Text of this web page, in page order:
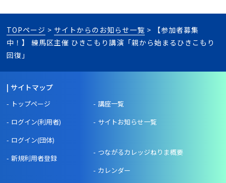
TOPページ > サイトからのお知らせ一覧 > 【参加者募集
中！】 練馬区主催 ひきこもり講演「親から始まるひきこもり
回復」
サイトマップ
トップページ
ログイン(利用者)
ログイン(団体)
新規利用者登録
講座一覧
サイトお知らせ一覧
つながるカレッジねりま概要
カレンダー